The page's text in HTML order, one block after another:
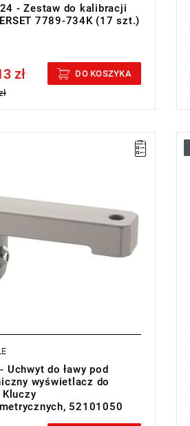
- Zestaw do kalibracji
7789-734K (17 szt.)
zł DO KOSZYKA
Uchwyt do ławy pod
wyświetlacz do
52101050